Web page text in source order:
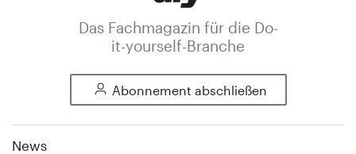
Das Fachmagazin für die Do-
it-yourself-Branche
Abonnement abschließen
News